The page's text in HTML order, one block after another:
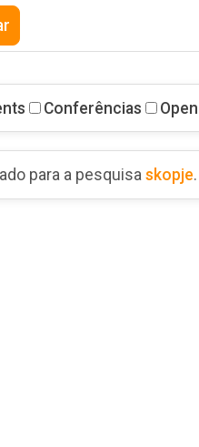
Conferências
para a pesquisa skopje.